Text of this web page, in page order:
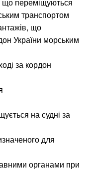
переміщуються
транспортом
що
України морським
за кордон
на судні за
для
органами при